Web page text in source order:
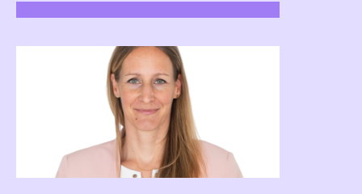
lista első és harmadik helyén álló
külügyminiszter és Lannert Judit
oktatási és gyermekügyi miniszter.